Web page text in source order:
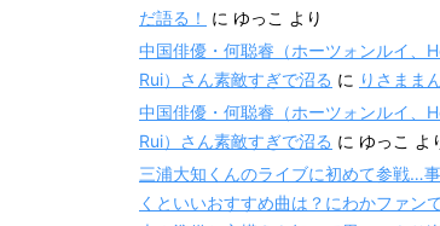
だ語る！
に ゆっこ より
中国俳優・何聪睿（ホーツォンルイ、
Rui）さん素敵すぎで沼る に りさまま
中国俳優・何聪睿（ホーツォンルイ、
Rui）さん素敵すぎで沼る に ゆっこ よ
三浦大知くんのライブに初めて参戦…
くといいおすすめ曲は？にわかファン